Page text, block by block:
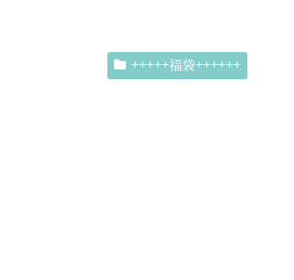
+++++福袋++++++